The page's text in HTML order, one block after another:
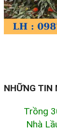
NHỮNG TIN
Trồng
Nhà